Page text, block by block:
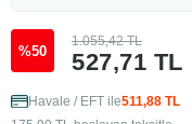
%50 527,71 TL
1.055,42 TL
Havale / EFT ile511,88 TL